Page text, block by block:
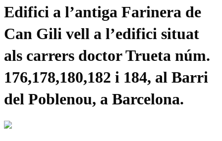
Edifici a l’antiga Farinera de
Can Gili vell a l’edifici situat
als carrers doctor Trueta núm.
176,178,180,182 i 184, al Barri
del Poblenou, a Barcelona.